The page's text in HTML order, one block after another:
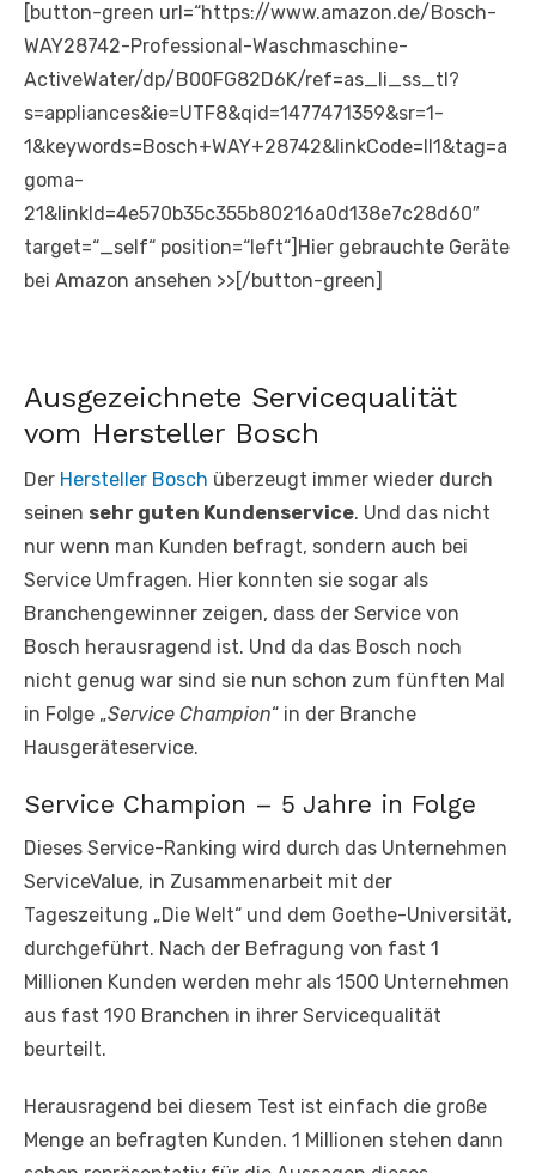
[button-green url=“https://www.amazon.de/Bosch-
WAY28742-Professional-Waschmaschine-
ActiveWater/dp/B00FG82D6K/ref=as_li_ss_tl?
s=appliances&ie=UTF8&qid=1477471359&sr=1-
1&keywords=Bosch+WAY+28742&linkCode=ll1&tag=a
goma-
21&linkId=4e570b35c355b80216a0d138e7c28d60″
target=“_self“ position=“left“]Hier gebrauchte Geräte
bei Amazon ansehen >>[/button-green]
Ausgezeichnete Servicequalität
vom Hersteller Bosch
Der Hersteller Bosch überzeugt immer wieder durch
seinen sehr guten Kundenservice. Und das nicht
nur wenn man Kunden befragt, sondern auch bei
Service Umfragen. Hier konnten sie sogar als
Branchengewinner zeigen, dass der Service von
Bosch herausragend ist. Und da das Bosch noch
nicht genug war sind sie nun schon zum fünften Mal
in Folge „Service Champion“ in der Branche
Hausgeräteservice.
Service Champion – 5 Jahre in Folge
Dieses Service-Ranking wird durch das Unternehmen
ServiceValue, in Zusammenarbeit mit der
Tageszeitung „Die Welt“ und dem Goethe-Universität,
durchgeführt. Nach der Befragung von fast 1
Millionen Kunden werden mehr als 1500 Unternehmen
aus fast 190 Branchen in ihrer Servicequalität
beurteilt.
Herausragend bei diesem Test ist einfach die große
Menge an befragten Kunden. 1 Millionen stehen dann